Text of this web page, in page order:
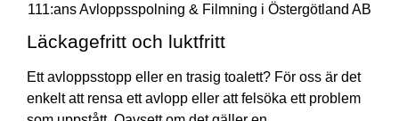
111:ans Avloppsspolning & Filmning i Östergötland AB
Läckagefritt och luktfritt
Ett avloppsstopp eller en trasig toalett? För oss är det
enkelt att rensa ett avlopp eller att felsöka ett problem